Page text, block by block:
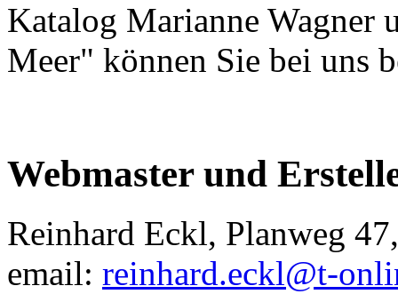
Katalog Marianne Wagner
Meer" können Sie bei uns
Webmaster und
Reinhard Eckl, Planweg
email: reinhard.eckl@t-